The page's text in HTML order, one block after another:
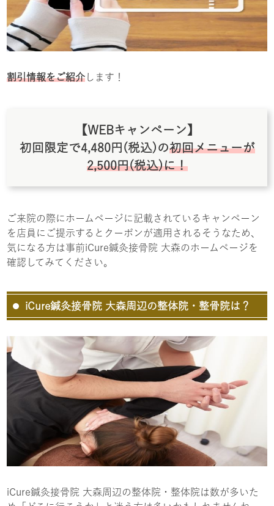
割引情報をご紹介 します！
【WEBキャンペーン】
初回限定で4,480円(税込)の初回メニューが
2,500円(税込)に！
ご来院の際にホームページに記載されているキャンペーン
を店員にご提示するとクーポンが適用されるそうなため、
気になる方は事前iCure鍼灸接骨院 大森のホームページを
確認してみてください。
iCure鍼灸接骨院 大森周辺の整体院・整骨院は？
iCure鍼灸接骨院 大森周辺の整体院・整体院は数が多いた